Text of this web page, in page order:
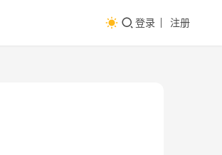
登录 注册